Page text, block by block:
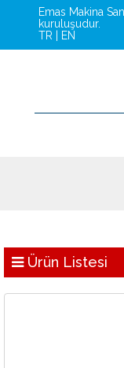
Emas Makina
kuruluşudur.
TR
EN
Ürün Listesi